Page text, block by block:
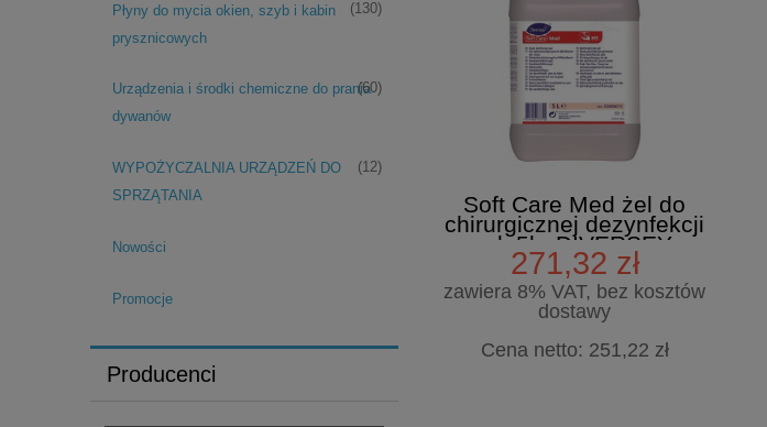
Płyny do mycia okien, szyb i kabin
prysznicowych
(130)
Urządzenia i środki chemiczne do prania
dywanów
(60)
WYPOŻYCZALNIA URZĄDZEŃ DO
SPRZĄTANIA
(12)
Nowości
Promocje
Producenci
Soft Care Med żel do
chirurgicznej dezynfekcji
rąk 5l - DIVERSEY
271,32 zł
zawiera 8% VAT, bez kosztów
dostawy
Cena netto: 251,22 zł